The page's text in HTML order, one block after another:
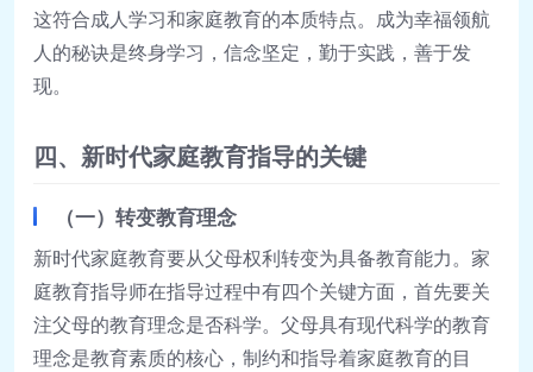
这符合成人学习和家庭教育的本质特点。成为幸福领航
人的秘诀是终身学习，信念坚定，勤于实践，善于发
现。
四、新时代家庭教育指导的关键
（一）转变教育理念
新时代家庭教育要从父母权利转变为具备教育能力。家
庭教育指导师在指导过程中有四个关键方面，首先要关
注父母的教育理念是否科学。父母具有现代科学的教育
理念是教育素质的核心，制约和指导着家庭教育的目